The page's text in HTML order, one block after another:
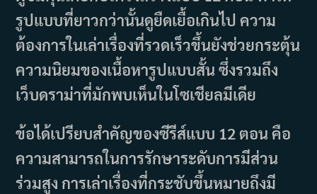
รูปแบบที่ยาวกว่านั้นดูยืดเยื้อเกินไป ความ
ต้องการในเล่าเรื่องที่รวดเร็วขึ้นยังช่วยกระตุ้น
ความนิยมของเนื้อหารูปแบบสั้น ซึ่งรวมถึง
เว็บดราม่าที่มักพบเห็นในโซเชียลมีเดีย
ข้อได้เปรียบสำคัญของซีรีส์แบบ 12 ตอน คือ
ความสามารถในการรักษาระดับการมีส่วน
ร่วมสูง การเล่าเรื่องที่กระชับขึ้นหมายถึงมี